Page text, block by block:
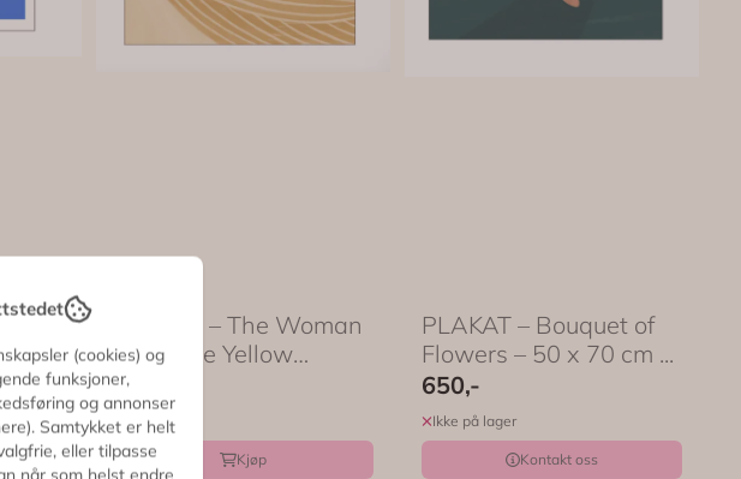
– ...
PLAKAT – The Woman
With The Yellow
Stripes – 30 ...
325,-
På lager
Kjøp
PLAKAT – Bouquet of
Flowers – 50 x 70 cm ...
650,-
Ikke på lager
Kontakt oss
(cookies) og
funksjoner,
og annonser
Samtykket er helt
eller tilpasse